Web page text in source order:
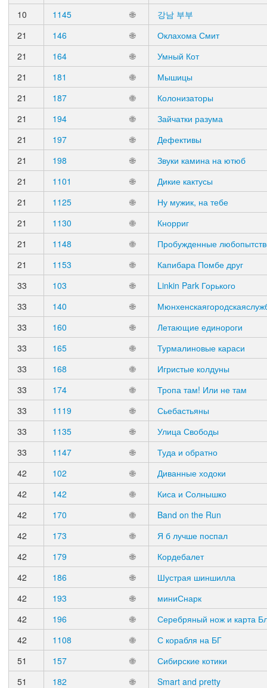
10
1145 🌐
강남 부부
21
146 🌐
Оклахома Смит
21
164 🌐
Умный Кот
21
181 🌐
Мышицы
21
187 🌐
Колонизаторы
21
194 🌐
Зайчатки разума
21
197 🌐
Дефективы
21
198 🌐
Звуки камина на ютюб
21
1101 🌐
Дикие кактусы
21
1125 🌐
Ну мужик, на тебе
21
1130 🌐
Кнорриг
21
1148 🌐
Пробужденные
21
1153 🌐
Капибара Помбе друг
33
103 🌐
Linkin Park Горького
33
140 🌐
33
160 🌐
Летающие единороги
33
165 🌐
Турмалиновые караси
33
168 🌐
Игристые колдуны
33
174 🌐
Тропа там! Или не там
33
1119 🌐
Сьебастьяны
33
1135 🌐
Улица Свободы
33
1147 🌐
Туда и обратно
42
102 🌐
Диванные ходоки
42
142 🌐
Киса и Солнышко
42
170 🌐
Band on the Run
42
173 🌐
Я б лучше поспал
42
179 🌐
Кордебалет
42
186 🌐
Шустрая шиншилла
42
193 🌐
миниСнарк
42
196 🌐
Серебряный нож и карта
42
1108 🌐
С корабля на БГ
51
157 🌐
Сибирские котики
51
182 🌐
Smart and pretty